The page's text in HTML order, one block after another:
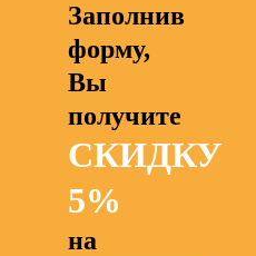
Заполнив
форму,
Вы
получите
СКИДКУ
5%
на